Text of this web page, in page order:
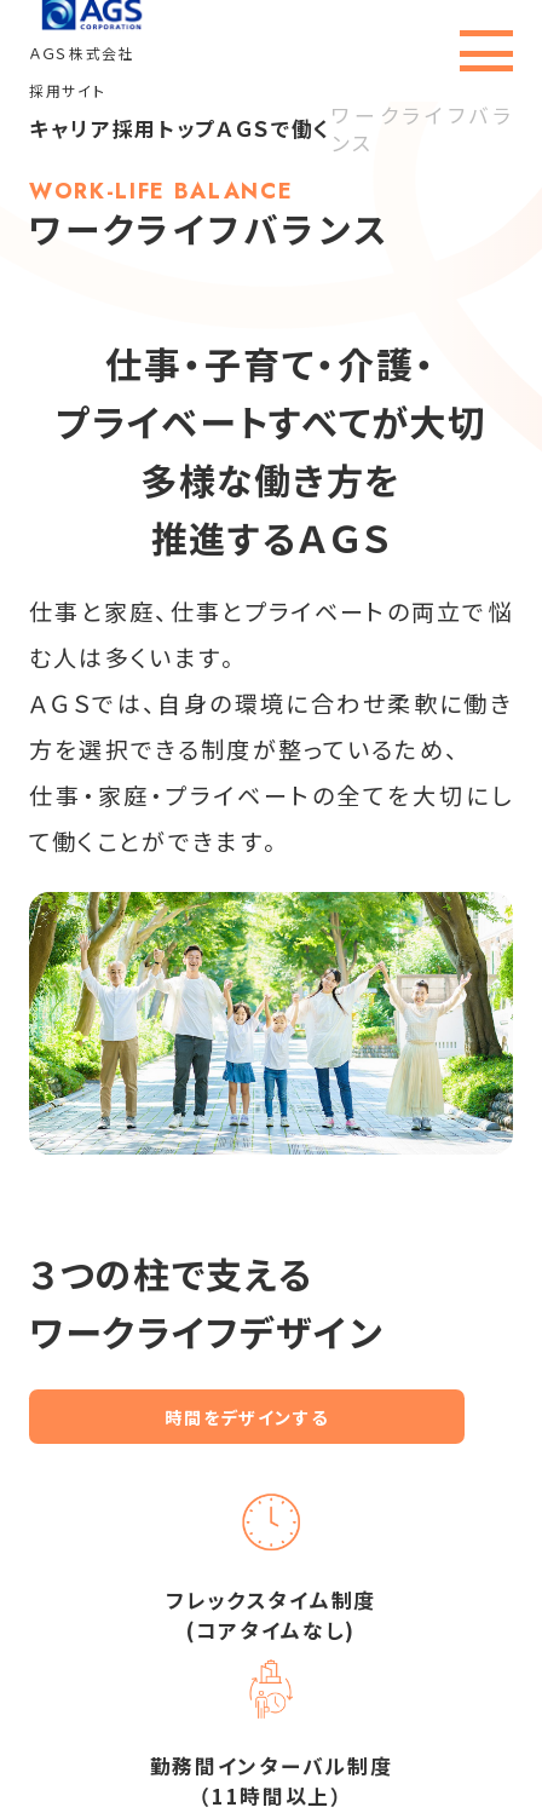
ＡＧＳ株式会社
採用サイト
キャリア採用トップ
ＡＧＳを知る
社員インタビュー
ＡＧＳで働く
募集要項
ENTRY
キャリア採用トップＡＧＳで働く ワークライフバラ
ンス
WORK-LIFE BALANCE
ワークライフバランス
仕事・子育て・介護・
プライベートすべてが大切
多様な働き方を
推進するＡＧＳ
仕事と家庭、仕事とプライベートの両立で悩
む人は多くいます。
ＡＧＳでは、自身の環境に合わせ柔軟に働き
方を選択できる制度が整っているため、
仕事・家庭・プライベートの全てを大切にし
て働くことができます。
３つの柱で支える
ワークライフデザイン
時間をデザインする
フレックスタイム制度
(コアタイムなし)
勤務間インターバル制度
（11時間以上）